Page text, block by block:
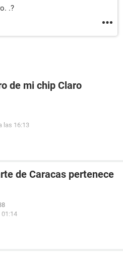
.?
de mi chip Claro
las 16:13
de Caracas pertenece
01:14